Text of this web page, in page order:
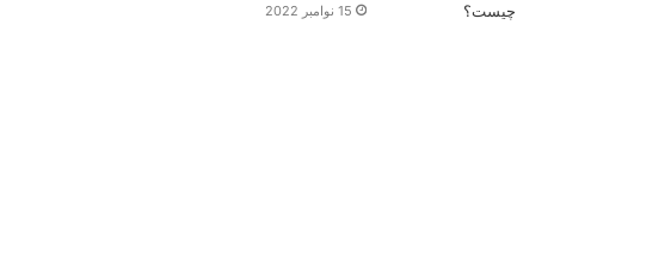
15 نوامبر 2022